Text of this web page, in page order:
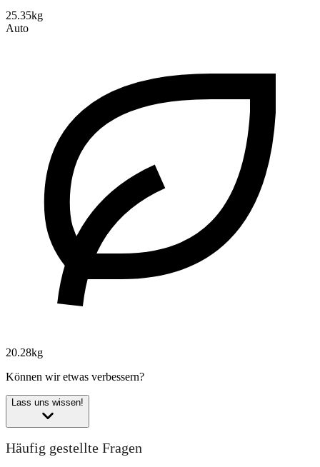
25.35kg
Auto
20.28kg
Können wir etwas verbessern?
Lass uns wissen!
Häufig gestellte Fragen